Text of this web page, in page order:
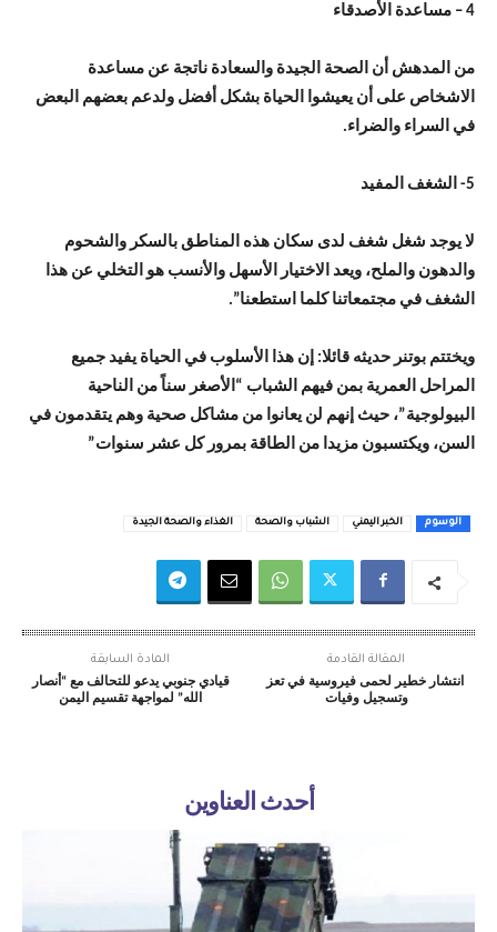
4 – مساعدة الأصدقاء
من المدهش أن الصحة الجيدة والسعادة ناتجة عن مساعدة
الاشخاص على أن يعيشوا الحياة بشكل أفضل ولدعم بعضهم البعض
في السراء والضراء.
5- الشغف المفيد
لا يوجد شغل شغف لدى سكان هذه المناطق بالسكر والشحوم
والدهون والملح، ويعد الاختيار الأسهل والأنسب هو التخلي عن هذا
الشغف في مجتمعاتنا كلما استطعنا”.
ويختتم بوتنر حديثه قائلا: إن هذا الأسلوب في الحياة يفيد جميع
المراحل العمرية بمن فيهم الشباب “الأصغر سناً من الناحية
البيولوجية”، حيث إنهم لن يعانوا من مشاكل صحية وهم يتقدمون في
السن، ويكتسبون مزيدا من الطاقة بمرور كل عشر سنوات”
الوسوم الخبر اليمني الشباب والصحة الغذاء والصحة الجيدة
المادة السابقة
قيادي جنوبي يدعو للتحالف مع “أنصار
الله” لمواجهة تقسيم اليمن
المقالة القادمة
انتشار خطير لحمى فيروسية في تعز
وتسجيل وفيات
أحدث العناوين